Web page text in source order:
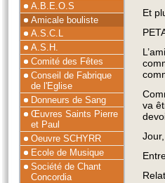
A.B.E.O.S
Amicale bouliste
A.S.C.L
A.S.H.
Comité des Fêtes
Conseil de Fabrique
de l'Eglise
Donneurs de Sang
Œuvres Saints Pierre
et Paul
Oeuvre SCHYRR
Ecole de Musique
Société de Chant
Concordia
Et
va